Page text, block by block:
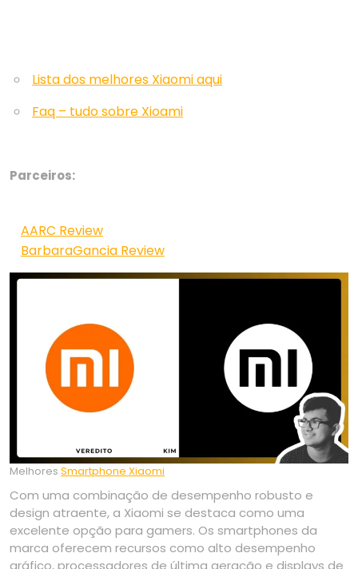
Lista dos melhores Xiaomi aqui
Faq – tudo sobre Xioami
Parceiros:
AARC Review
BarbaraGancia Review
Melhores Smartphone Xiaomi
Com uma combinação de desempenho robusto e
design atraente, a Xiaomi se destaca como uma
excelente opção para gamers. Os smartphones da
marca oferecem recursos como alto desempenho
gráfico, processadores de última geração e displays de